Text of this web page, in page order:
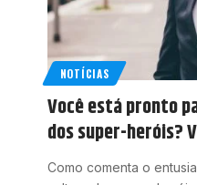
NOTÍCIAS
Você está pronto
dos super-heróis?
Como comenta o